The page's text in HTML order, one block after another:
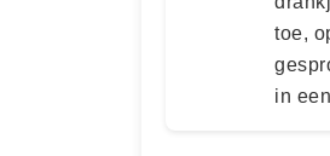
toe,
in